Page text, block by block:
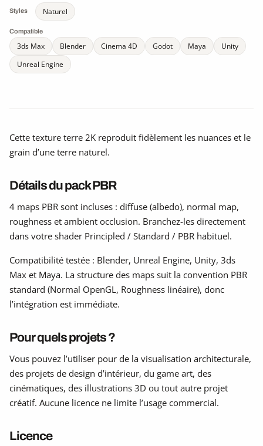
Styles Naturel
Compatible
3ds Max Blender Cinema 4D Godot Maya
Unity
Unreal Engine
Cette texture terre 2K reproduit fidèlement les nuances et le
grain d’une terre naturel.
Détails du pack PBR
4 maps PBR sont incluses : diffuse (albedo), normal map,
roughness et ambient occlusion. Branchez-les directement
dans votre shader Principled / Standard / PBR habituel.
Compatibilité testée : Blender, Unreal Engine, Unity, 3ds
Max et Maya. La structure des maps suit la convention PBR
standard (Normal OpenGL, Roughness linéaire), donc
l’intégration est immédiate.
Pour quels projets ?
Vous pouvez l’utiliser pour de la visualisation architecturale,
des projets de design d’intérieur, du game art, des
cinématiques, des illustrations 3D ou tout autre projet
créatif. Aucune licence ne limite l’usage commercial.
Licence